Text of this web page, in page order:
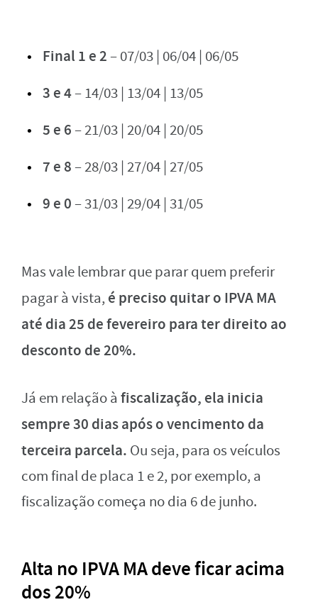
Final 1 e 2– 07/03 | 06/04 | 06/05
3 e 4– 14/03 | 13/04 | 13/05
5 e 6– 21/03 | 20/04 | 20/05
7 e 8– 28/03 | 27/04 | 27/05
9 e 0– 31/03 | 29/04 | 31/05
Mas vale lembrar que parar quem preferir
pagar à vista, é preciso quitar o IPVA MA
até dia 25 de fevereiro para ter direito ao
desconto de 20%.
Já em relação à fiscalização, ela inicia
sempre 30 dias após o vencimento da
terceira parcela. Ou seja, para os veículos
com final de placa 1 e 2, por exemplo, a
fiscalização começa no dia 6 de junho.
Alta no IPVA MA deve ficar acima
dos 20%